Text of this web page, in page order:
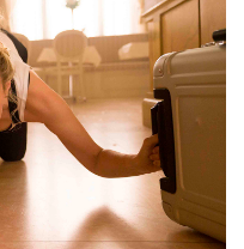
PLA
BUSCA L’EQUILIBRI”
TAMBORS